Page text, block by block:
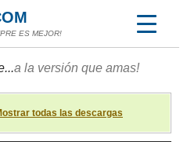
ES MEJOR!
a la versión que amas!
todas las descargas